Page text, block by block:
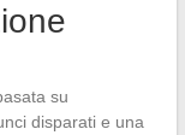
su
disparati e una